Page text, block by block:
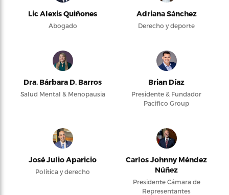
Lic Alexis Quiñones
Abogado
Adriana Sánchez
Derecho y deporte
Dra. Bárbara D. Barros
Salud Mental & Menopausia
Brian Díaz
Presidente & Fundador
Pacifico Group
José Julio Aparicio
Política y derecho
Carlos Johnny Méndez
Núñez
Presidente Cámara de
Representantes